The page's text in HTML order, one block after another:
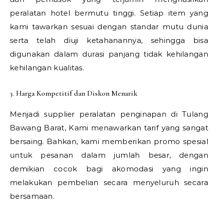
peralatan hotel bermutu tinggi. Setiap item yang
kami tawarkan sesuai dengan standar mutu dunia
serta telah diuji ketahanannya, sehingga bisa
digunakan dalam durasi panjang tidak kehilangan
kehilangan kualitas.
3. Harga Kompetitif dan Diskon Menarik
Menjadi supplier peralatan penginapan di Tulang
Bawang Barat, Kami menawarkan tarif yang sangat
bersaing. Bahkan, kami memberikan promo spesial
untuk pesanan dalam jumlah besar, dengan
demikian cocok bagi akomodasi yang ingin
melakukan pembelian secara menyeluruh secara
bersamaan.